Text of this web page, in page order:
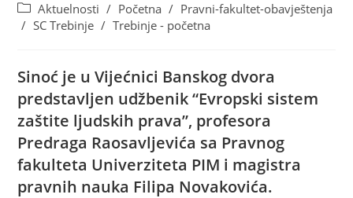
Aktuelnosti / Početna / Pravni-fakultet-obavještenja
/ SC Trebinje / Trebinje - početna
Sinoć je u Vijećnici Banskog dvora
predstavljen udžbenik “Evropski sistem
zaštite ljudskih prava”, profesora
Predraga Raosavljevića sa Pravnog
fakulteta Univerziteta PIM i magistra
pravnih nauka Filipa Novakovića.